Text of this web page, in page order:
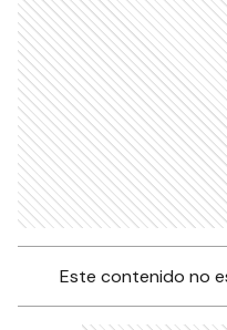
Este contenido no